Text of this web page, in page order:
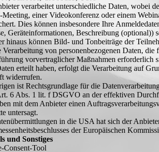
verarbeitet unterschiedliche Daten, wobei
einer Videokonferenz oder einem
Dies können insbesondere Ihre
Geräteinformationen, Beschreibung (optional))
hinaus können Bild- und Tonbeiträge der
Verarbeitung von personenbezogenen Daten,
vorvertraglicher Maßnahmen
erteilt haben, erfolgt die Verarbeitung auf
widerrufen.
ist Rechtsgrundlage für die
6 Abs. 1 lit. f DSGVO an der effektiven
mit dem Anbieter einen
untersagt.
in die USA hat sich der
der Europäischen
und Sonstiges
Consent-Tool